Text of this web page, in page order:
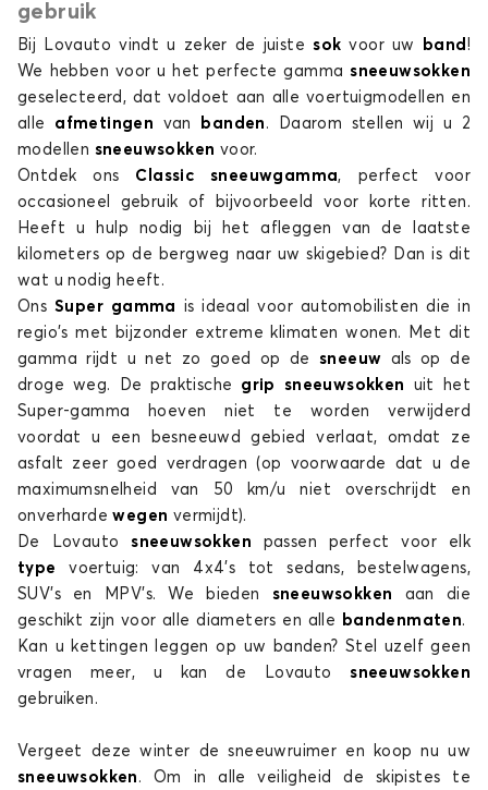
gebruik
Bij Lovauto vindt u zeker de juistesokvoor uw band !
We hebben voor u het perfecte gammasneeuwsokken
geselecteerd, dat voldoet aan alle voertuigmodellen en
alle afmetingen van banden . Daarom stellen wij u 2
modellen sneeuwsokken voor.
Ontdek ons Classic sneeuwgamma, perfect voor
occasioneel gebruik of bijvoorbeeld voor korte ritten.
Heeft u hulp nodig bij het afleggen van de laatste
kilometers op de bergweg naar uw skigebied? Dan is dit
wat u nodig heeft.
Ons Super gamma is ideaal voor automobilisten die in
regio's met bijzonder extreme klimaten wonen. Met dit
gamma rijdt u net zo goed op de sneeuw als op de
droge weg. De praktische grip sneeuwsokken uit het
Super-gamma hoeven niet te worden verwijderd
voordat u een besneeuwd gebied verlaat, omdat ze
asfalt zeer goed verdragen (op voorwaarde dat u de
maximumsnelheid van 50 km/u niet overschrijdt en
onverharde wegen vermijdt).
De Lovautosneeuwsokken passen perfect voor elk
typevoertuig: van 4x4's tot sedans, bestelwagens,
SUV's en MPV’s. We bieden sneeuwsokken aan die
geschikt zijn voor alle diameters en alle bandenmaten.
Kan u kettingen leggen op uw banden? Stel uzelf geen
vragen meer, u kan de Lovauto
sneeuwsokken
gebruiken.
Vergeet deze winter de sneeuwruimer en koop nu uw
sneeuwsokken . Om in alle veiligheid de skipistes te